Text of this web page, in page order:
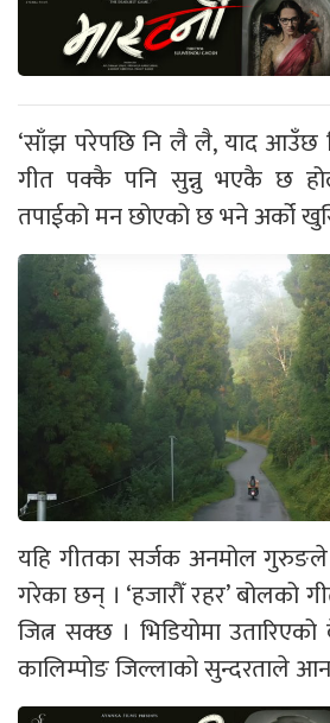
‘साँझ परेपछि नि लै लै, याद आउँछ
गीत पक्कै पनि सुन्नु भएकै छ
तपाईको मन छोएको छ भने अर्को
यहि गीतका सर्जक अनमोल गुरुङले
गरेका छन् । ‘हजारौँ रहर’ बोलको
जित्न सक्छ । भिडियोमा
कालिम्पोङ जिल्लाको सुन्दरताले